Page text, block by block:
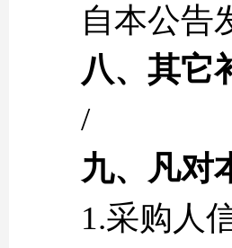
自本公告
八、其它
/
九、凡对
1.采购人